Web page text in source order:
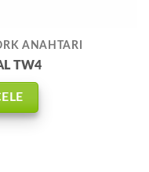
ANAHTARI
TW4